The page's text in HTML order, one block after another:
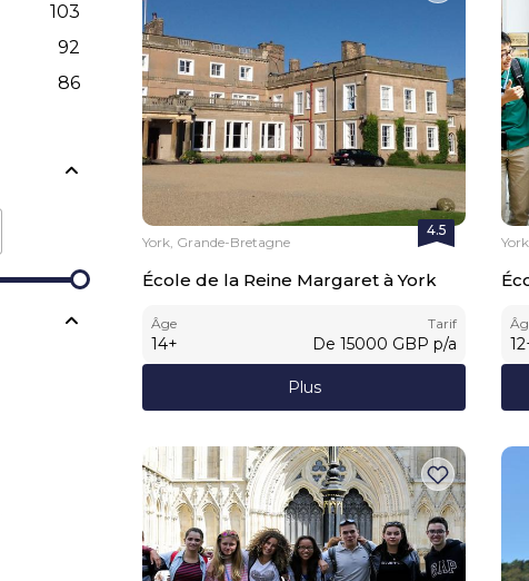
103
92
86
4.5
York, Grande-Bretagne
École de la Reine Margaret à York
Âge
14+
Tarif
De 15000 GBP p/a
Plus
12